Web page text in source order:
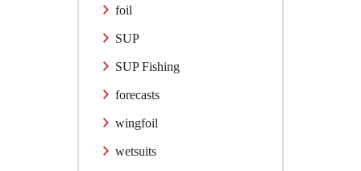
foil
SUP
SUP Fishing
forecasts
wingfoil
wetsuits